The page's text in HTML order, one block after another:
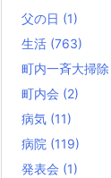
父の日 (1)
生活 (763)
町内一斉大掃除
町内会 (2)
病気 (11)
病院 (119)
発表会 (1)